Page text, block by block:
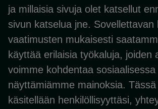
ja millaisia sivuja olet katsellut
sivun katselua jne. Sovellettavan
vaatimusten mukaisesti
käyttää erilaisia työkaluja, joiden
voimme kohdentaa
näyttämiämme mainoksia.
käsitellään henkilöllisyyttäsi,